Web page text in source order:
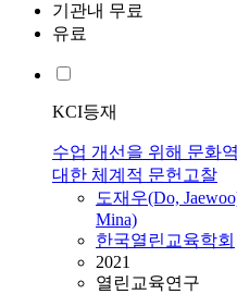
기관내 무료
유료
KCI등재
수업 개선을 위해 문화
대한 체계적 문헌고찰
도재우(Do,
Mina)
한국열린교육학회
2021
열린교육연구